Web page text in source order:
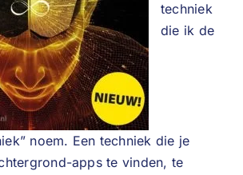
techniek
die ik de
noem. Een techniek die je
apps te vinden, te